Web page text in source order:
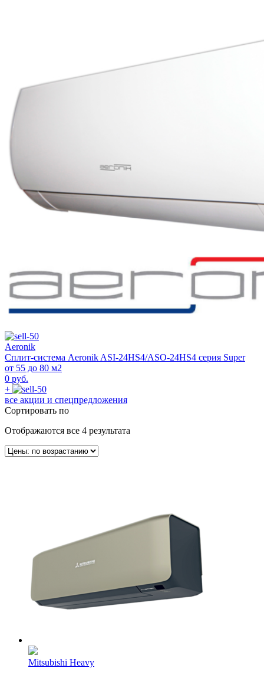
Aeronik
Сплит-система Aeronik ASI-24HS4/ASO-24HS4 серия Super
от 55 до 80 м2
0 руб.
+
все акции и спецпредложения
Сортировать по
Отображаются все 4 результата
Mitsubishi Heavy